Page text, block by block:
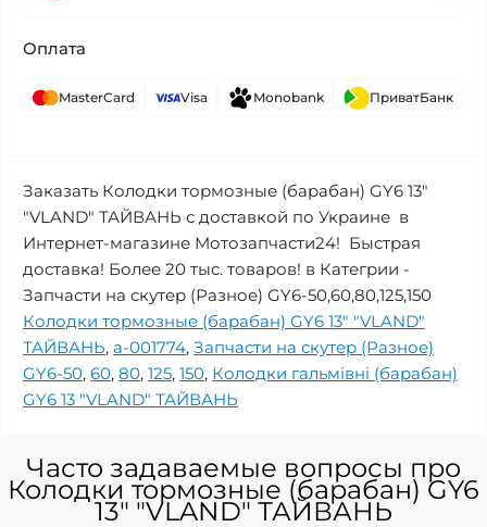
Оплата
MasterCard Visa Monobank ПриватБанк
Заказать Колодки тормозные (барабан) GY6 13"
"VLAND" ТАЙВАНЬ с доставкой по Украине в
Интернет-магазине Мотозапчасти24! Быстрая
доставка! Более 20 тыс. товаров! в Категрии -
Запчасти на скутер (Разное) GY6-50,60,80,125,150
Колодки тормозные (барабан) GY6 13" "VLAND"
ТАЙВАНЬ, a-001774, Запчасти на скутер (Разное)
GY6-50, 60, 80, 125, 150, Колодки гальмівні (барабан)
GY6 13 "VLAND" ТАЙВАНЬ
Часто задаваемые вопросы про
Колодки тормозные (барабан) GY6
13" "VLAND" ТАЙВАНЬ